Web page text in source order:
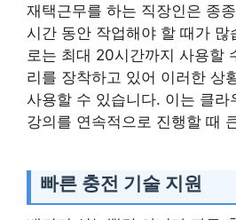
재택근무를 하는 직장인은 종
시간 동안 작업해야 할 때가 많
로는 최대 20시간까지 사용할
리를 장착하고 있어 이러한 상
사용할 수 있습니다. 이는 클라
강의를 연속적으로 진행할 때
빠른 충전 기술 지원